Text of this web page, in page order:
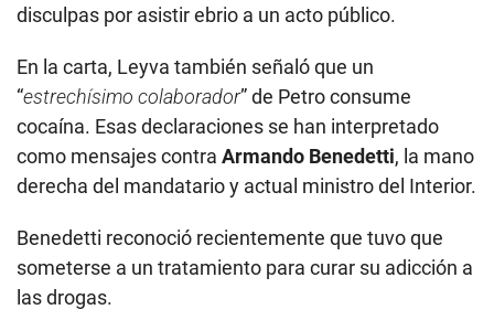
disculpas por asistir ebrio a un acto público.
En la carta, Leyva también señaló que un
“estrechísimo colaborador” de Petro consume
cocaína. Esas declaraciones se han interpretado
como mensajes contra Armando Benedetti, la mano
derecha del mandatario y actual ministro del Interior.
Benedetti reconoció recientemente que tuvo que
someterse a un tratamiento para curar su adicción a
las drogas.